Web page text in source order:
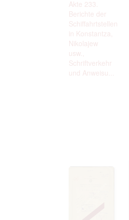
Akte 233.
Berichte der
Schiffahrtstellen
in Konstantza,
Nikolajew
usw.,
Schriftverkehr
und Anweisu...